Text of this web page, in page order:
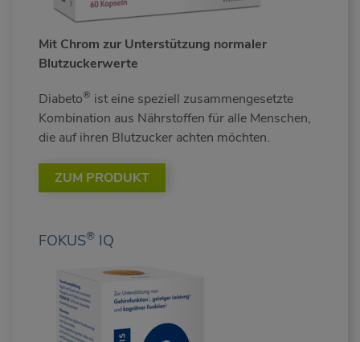
Mit Chrom zur Unterstützung normaler
Blutzuckerwerte
Diabeto® ist eine speziell zusammengesetzte
Kombination aus Nährstoffen für alle Menschen,
die auf ihren Blutzucker achten möchten.
ZUM PRODUKT
FOKUS® IQ